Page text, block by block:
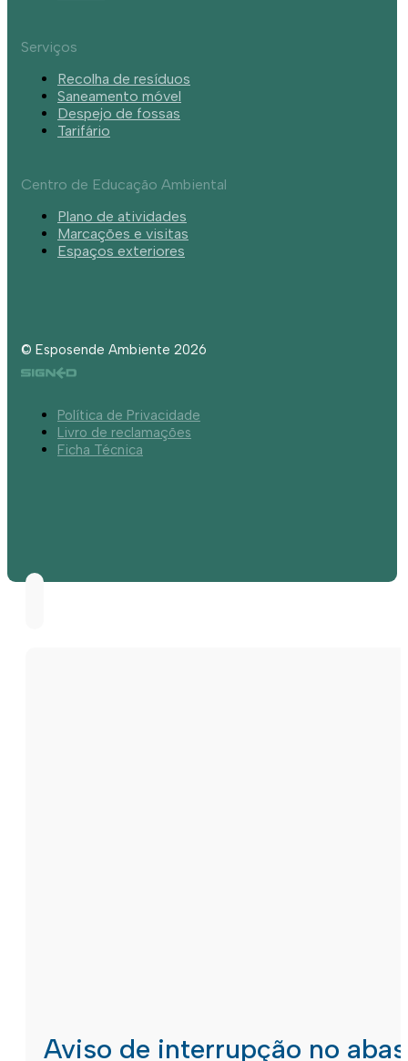
Serviços
Recolha de resíduos
Saneamento móvel
Despejo de fossas
Tarifário
Centro de Educação Ambiental
Plano de atividades
Marcações e visitas
Espaços exteriores
© Esposende Ambiente 2026
Política de Privacidade
Livro de reclamações
Ficha Técnica
Aviso de interrupção no